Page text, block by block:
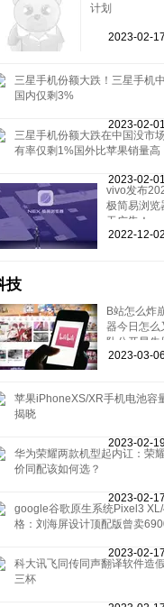
计划
2023-02-
三星手机份额大跌！三星手机
国内仅剩3%
2023-02-
三星手机份额大跌在中国没市
有率仅剩1%国外比苹果销量高
2023-02-
vivo发布
极简易浏览
无广告！
2022-12-
技
B站怎么炸
器今日怎么
队公开早先
2023-03-
苹果iPhoneXS/XR手机电池容
揭晓
2023-02-
华为荣耀两款机型起内讧：荣
价同配该如何选？
2023-02-
google谷歌原生系统Pixel3
格：刘海屏设计顶配版曾卖
2023-02-
科大讯飞同传同声翻译软件造
三杯